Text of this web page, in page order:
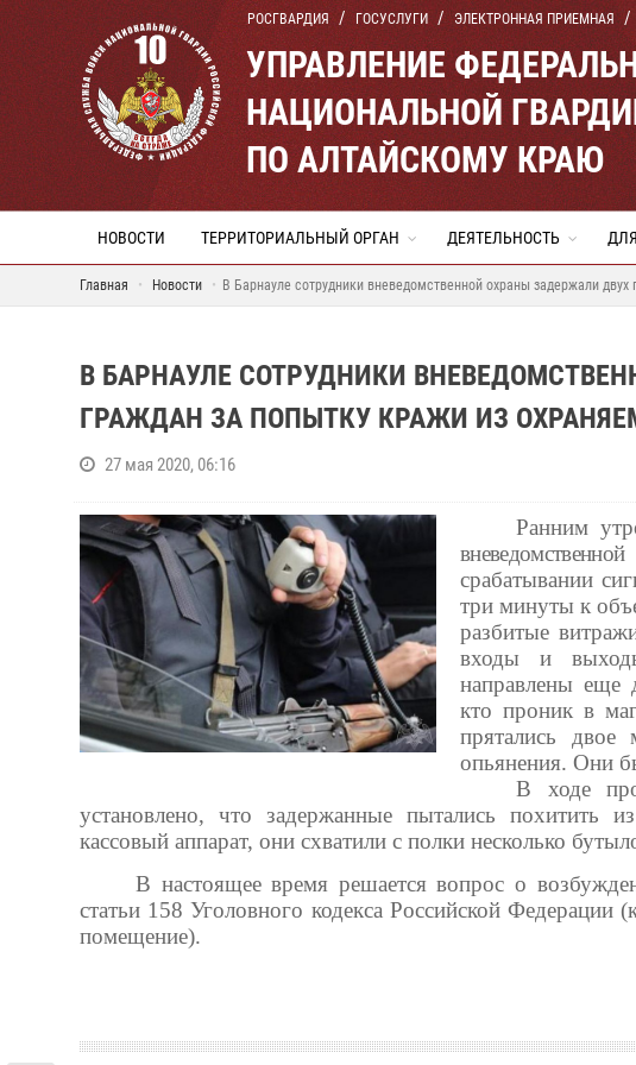
РОСГВАРДИЯ ГОСУСЛУГИ ЭЛЕКТРОННАЯ ПРИЕМНАЯ
УПРАВЛЕНИЕ
НАЦИОНАЛЬНОЙ
ПО АЛТАЙСКОМУ КРАЮ
НОВОСТИ ТЕРРИТОРИАЛЬНЫЙ ОРГАН ДЕЯТЕЛЬНОСТЬ
Главная Новости В Барнауле сотрудники вневедомственной охраны задержали
В БАРНАУЛЕ СОТРУДНИКИ
ГРАЖДАН ЗА ПОПЫТКУ КРАЖИ ИЗ
27 мая 2020, 06:16
Ранним
срабатывании
три минуты к
разбитые
входы и
направлены еще
кто проник в
прятались двое
опьянения. Они
В ходе
установлено, что задержанные пытались похитить
кассовый аппарат, они схватили с полки несколько
В настоящее время решается вопрос о
статьи 158 Уголовного кодекса Российской
помещение).